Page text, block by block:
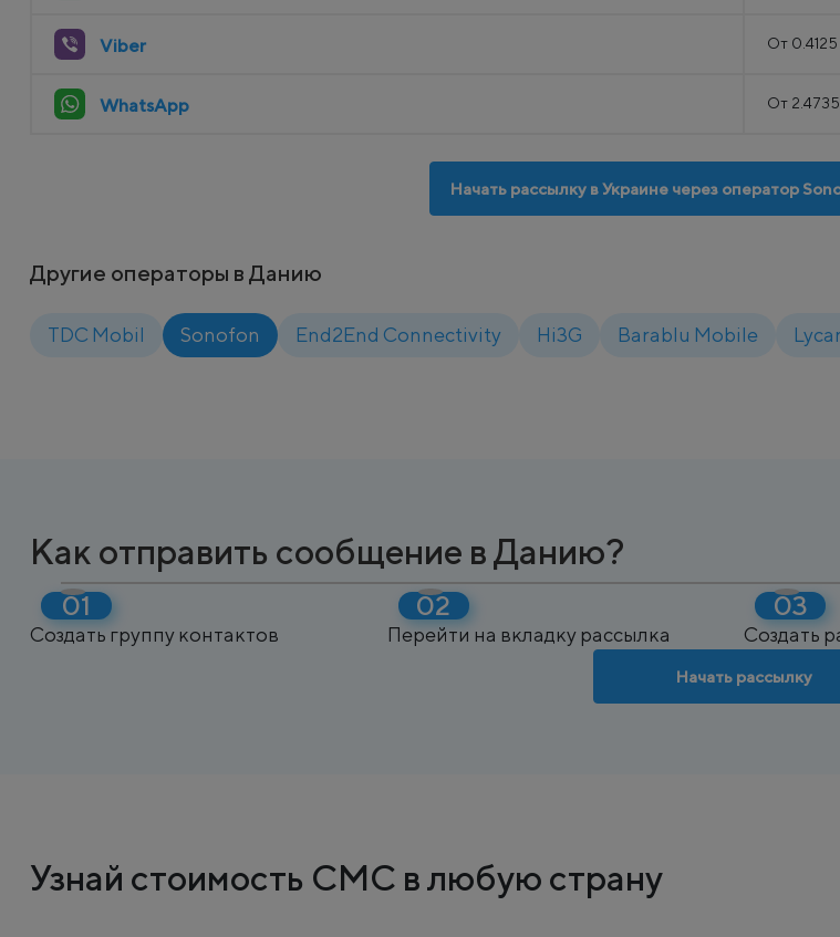
Viber От 0.4125
WhatsApp От
Начать рассылку в Украине через оператор
Другие операторы в Данию
TDC Mobil Sonofon End2End Connectivity Hi3G Barablu Mobile
Как отправить сообщение в Данию?
Создать группу контактов Перейти на вкладку рассылка Создать
Начать рассылку
Узнай стоимость СМС в любую страну